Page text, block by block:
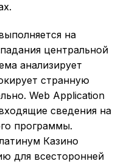
на
центральной
анализирует
странную
Web Application
сведения на
программы.
Казино
для всесторонней